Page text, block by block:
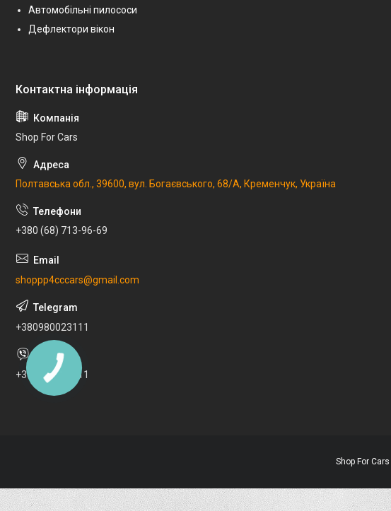
Автомобільні пилососи
Дефлектори вікон
Shop For Cars
Полтавська обл., 39600, вул. Богаєвського, 68/А, Кременчук, Україна
+380 (68) 713-96-69
shoppp4cccars@gmail.com
+380980023111
+380980023111